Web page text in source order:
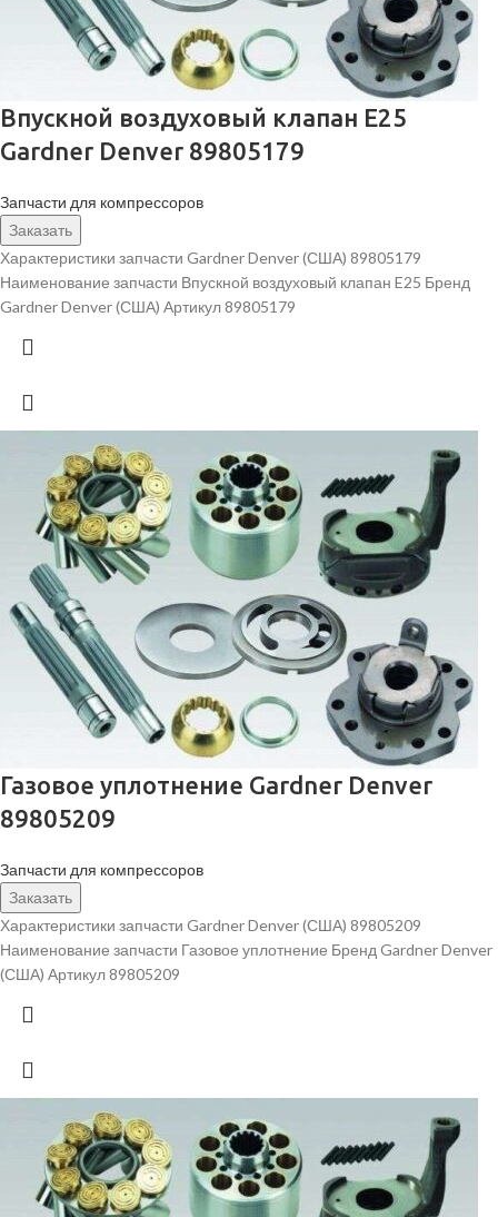
Впускной воздуховый клапан E25
Gardner Denver 89805179
Запчасти для компрессоров
Заказать
Характеристики запчасти Gardner Denver (США) 89805179
Наименование запчасти Впускной воздуховый клапан E25 Бренд
Gardner Denver (США) Артикул 89805179
Газовое уплотнение Gardner Denver
89805209
Запчасти для компрессоров
Заказать
Характеристики запчасти Gardner Denver (США) 89805209
Наименование запчасти Газовое уплотнение Бренд Gardner Denver
(США) Артикул 89805209